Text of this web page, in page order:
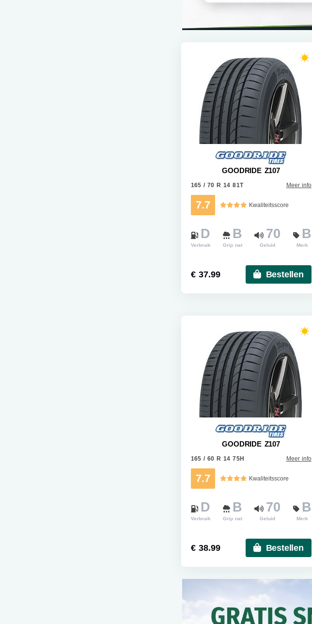
GOODRIDE Z107
165 / 70 R 14 81T Meer info
7.7 Kwaliteitsscore
D
Verbruik
B
Grip nat
70
Geluid
B
Merk
€ 37.99 Bestellen
GOODRIDE Z107
165 / 60 R 14 75H Meer info
7.7 Kwaliteitsscore
D
Verbruik
B
Grip nat
70
Geluid
B
Merk
€ 38.99 Bestellen